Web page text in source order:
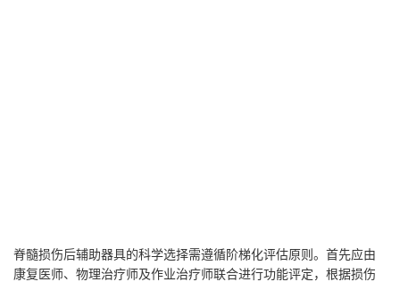
脊髓损伤后辅助器具的科学选择需遵循阶梯化评估原则。首先应由
康复医师、物理治疗师及作业治疗师联合进行功能评定，根据损伤